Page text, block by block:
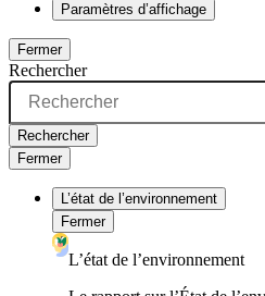
Paramètres d’affichage
Fermer
Rechercher
Rechercher
Fermer
L’état de l’environnement
Fermer
L’état de l’environnement